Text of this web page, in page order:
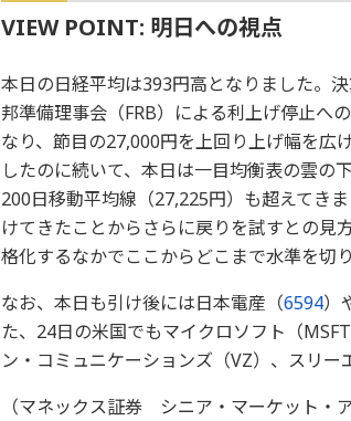
VIEW POINT: 明日への視点
本日の日経平均は393円高となりました。
邦準備理事会（FRB）による利上げ停止へ
なり、節目の27,000円を上回り上げ幅を広
したのに続いて、本日は一目均衡表の雲の
200日移動平均線（27,225円）も超えてき
けてきたことからさらに戻りを試すとの見
格化するなかでここからどこまで水準を切
なお、本日も引け後には日本電産（6594）
た、24日の米国でもマイクロソフト（
ン・コミュニケーションズ（VZ）、スリ
（マネックス証券 シニア・マーケット・